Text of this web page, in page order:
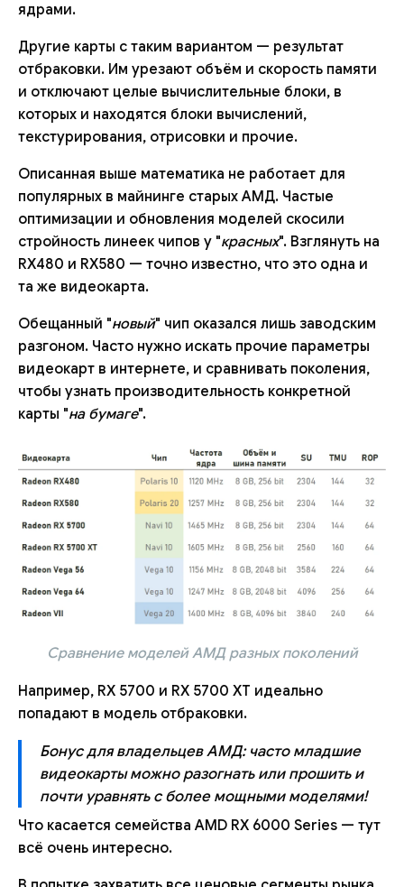
ядрами.
Другие карты с таким вариантом — результат
отбраковки. Им урезают объём и скорость памяти
и отключают целые вычислительные блоки, в
которых и находятся блоки вычислений,
текстурирования, отрисовки и прочие.
Описанная выше математика не работает для
популярных в майнинге старых АМД. Частые
оптимизации и обновления моделей скосили
стройность линеек чипов у "красных". Взглянуть на
RX480 и RX580 — точно известно, что это одна и
та же видеокарта.
Обещанный "новый" чип оказался лишь заводским
разгоном. Часто нужно искать прочие параметры
видеокарт в интернете, и сравнивать поколения,
чтобы узнать производительность конкретной
карты "на бумаге".
Сравнение моделей АМД разных поколений
Например, RX 5700 и RX 5700 XT идеально
попадают в модель отбраковки.
Бонус для владельцев АМД: часто младшие
видеокарты можно разогнать или прошить и
почти уравнять с более мощными моделями!
Что касается семейства AMD RX 6000 Series — тут
всё очень интересно.